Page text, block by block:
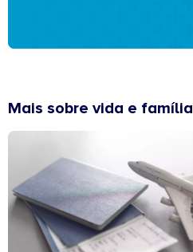
Mais sobre vida e família